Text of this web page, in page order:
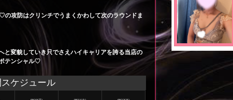
攻防はクリンチでうまくかわして次のラウンドま
と変貌していき只でさえハイキャリアを誇る当店の
テンシャル♡
ケジュール